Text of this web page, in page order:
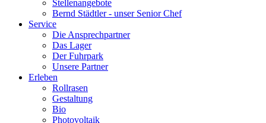
Stellenangebote
Bernd Städtler - unser Senior Chef
Service
Die Ansprechpartner
Das Lager
Der Fuhrpark
Unsere Partner
Erleben
Rollrasen
Gestaltung
Bio
Photovoltaik